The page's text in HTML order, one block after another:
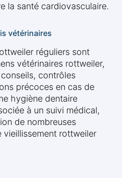
la santé cardiovasculaire.
vétérinaires
réguliers sont
vétérinaires rottweiler,
contrôles
précoces en cas de
hygiène dentaire
à un suivi médical,
de nombreuses
rottweiler